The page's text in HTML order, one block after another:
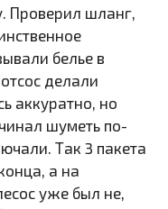
Проверил шланг,
белье в
делали
аккуратно, но
шуметь по-
Так 3 пакета
а на
уже был не,